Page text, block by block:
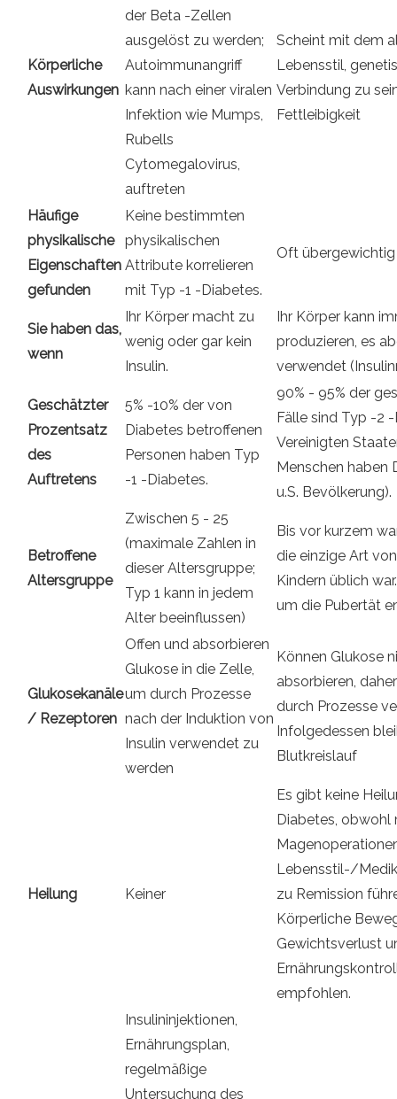
Körperliche
Auswirkungen
der Beta -Zellen
ausgelöst zu werden;
Autoimmunangriff
kann nach einer viralen
Infektion wie Mumps,
Rubells
Cytomegalovirus,
auftreten
Scheint mit dem
Lebensstil,
Verbindung zu
Fettleibigkeit
Häufige
physikalische
Eigenschaften
gefunden
Keine bestimmten
physikalischen
Attribute korrelieren
mit Typ -1 -Diabetes.
Oft
Sie haben das,
wenn
Ihr Körper macht zu
wenig oder gar kein
Insulin.
Ihr Körper kann
produzieren, es
verwendet
Geschätzter
Prozentsatz
des
Auftretens
5% -10% der von
Diabetes betroffenen
Personen haben Typ
-1 -Diabetes.
90% - 95% der
Fälle sind Typ -2
Vereinigten
Menschen haben
u.S. Bevölkerung).
Betroffene
Altersgruppe
Zwischen 5 - 25
(maximale Zahlen in
dieser Altersgruppe;
Typ 1 kann in jedem
Alter beeinflussen)
Bis vor kurzem
die einzige Art
Kindern üblich
um die Pubertät
Glukosekanäle
/ Rezeptoren
Offen und absorbieren
Glukose in die Zelle,
um durch Prozesse
nach der Induktion von
Insulin verwendet zu
werden
Können Glukose
absorbieren,
durch Prozesse
Infolgedessen
Blutkreislauf
Heilung Keiner
Es gibt keine
Diabetes, obwohl
Lebensstil-/
zu Remission
Körperliche
Gewichtsverlust
empfohlen.
Insulininjektionen,
Ernährungsplan,
regelmäßige
Untersuchung des